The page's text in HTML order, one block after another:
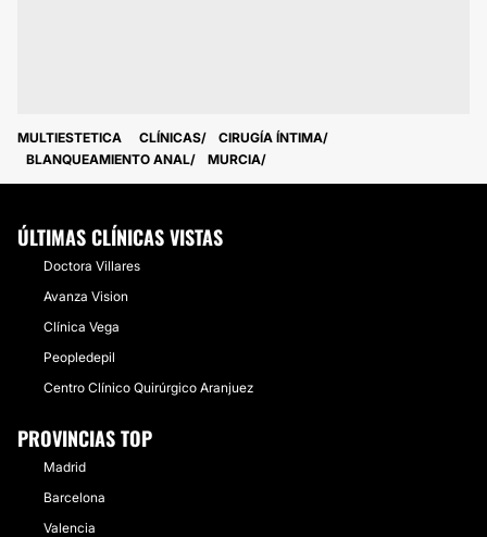
MULTIESTETICA CLÍNICAS
CIRUGÍA ÍNTIMA
BLANQUEAMIENTO ANAL
MURCIA
ÚLTIMAS CLÍNICAS VISTAS
Doctora Villares
Avanza Vision
Clínica Vega
Peopledepil
Centro Clínico Quirúrgico Aranjuez
PROVINCIAS TOP
Madrid
Barcelona
Valencia